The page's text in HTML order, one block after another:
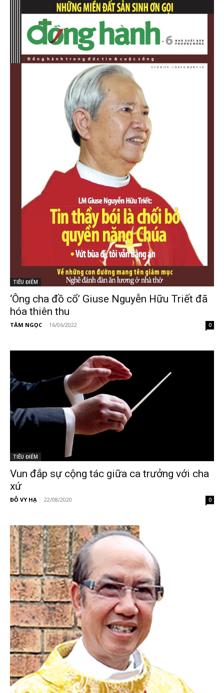
TIÊU ĐIỂM
‘Ông cha đồ cổ’ Giuse Nguyễn Hữu Triết đã
hóa thiên thu
TÂM NGỌC - 16/06/2022 0
TIÊU ĐIỂM
Vun đắp sự cộng tác giữa ca trưởng với cha
xứ
ĐỖ VY HẠ - 22/08/2020 0